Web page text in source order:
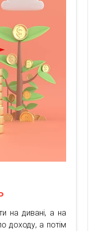
на дивані, а на
доходу, а потім